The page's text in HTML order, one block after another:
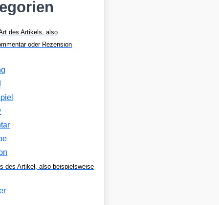
des Artikels, also
oder Rezension
des Artikel, also beispielsweise